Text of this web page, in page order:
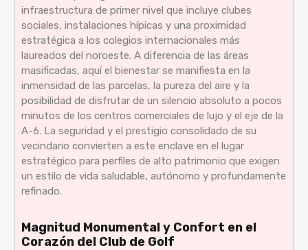
infraestructura de primer nivel que incluye clubes
sociales, instalaciones hípicas y una proximidad
estratégica a los colegios internacionales más
laureados del noroeste. A diferencia de las áreas
masificadas, aquí el bienestar se manifiesta en la
inmensidad de las parcelas, la pureza del aire y la
posibilidad de disfrutar de un silencio absoluto a pocos
minutos de los centros comerciales de lujo y el eje de la
A-6. La seguridad y el prestigio consolidado de su
vecindario convierten a este enclave en el lugar
estratégico para perfiles de alto patrimonio que exigen
un estilo de vida saludable, autónomo y profundamente
refinado.
Magnitud Monumental y Confort en el
Corazón del Club de Golf